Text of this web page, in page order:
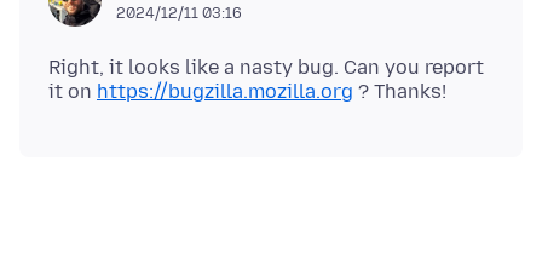
2024/12/11 03:16
Right, it looks like a nasty bug. Can you report
it on https://bugzilla.mozilla.org